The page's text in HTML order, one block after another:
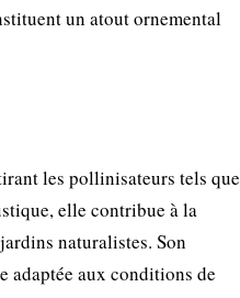
un atout ornemental
les pollinisateurs tels que
elle contribue à la
naturalistes. Son
adaptée aux conditions de